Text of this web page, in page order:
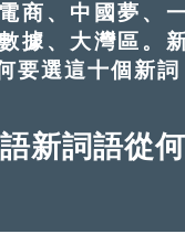
商、中國夢、
據、大灣區。
要選這十個新詞
新詞語從